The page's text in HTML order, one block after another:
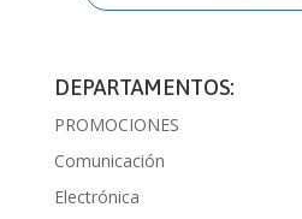
DEPARTAMENTOS:
PROMOCIONES
Comunicación
Electrónica